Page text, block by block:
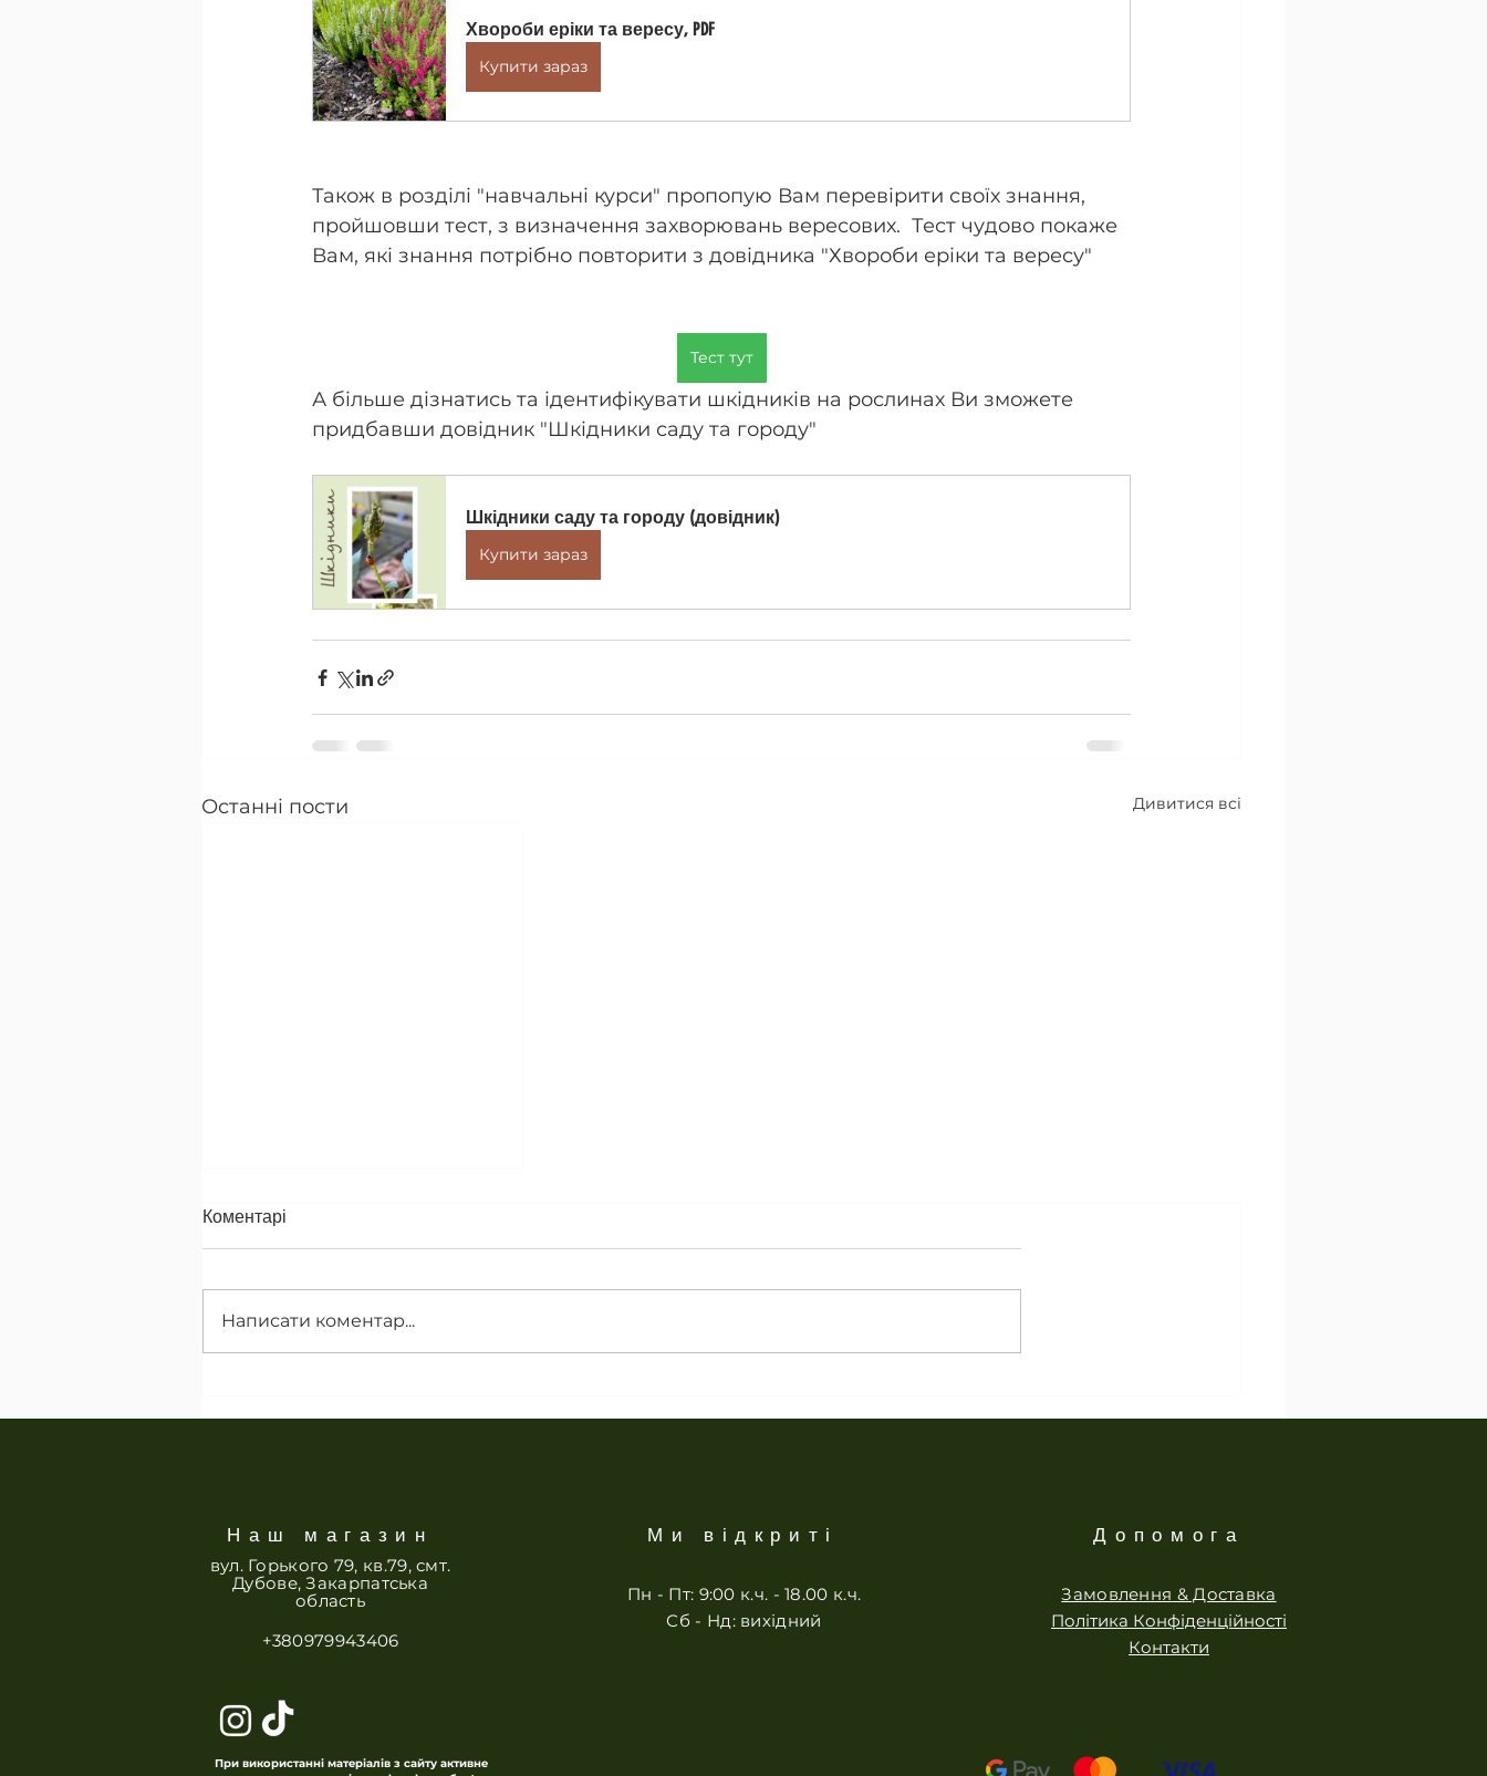
Хвороби еріки та вересу, PDF
Купити зараз
Також в розділі "навчальні курси" пропопую Вам перевірити своїх знання,
пройшовши тест, з визначення захворювань вересових.  Тест чудово покаже
Вам, які знання потрібно повторити з довідника "Хвороби еріки та вересу"
Тест тут
А більше дізнатись та ідентифікувати шкідників на рослинах Ви зможете
придбавши довідник "Шкідники саду та городу"
Шкідники саду та городу (довідник)
Купити зараз
Останні пости Дивитися всі
Коментарі
Написати коментар...
Наш магазин
вул. Горького 79, кв.79, смт.
Дубове, Закарпатська
область
+380979943406
Ми відкриті
Пн - Пт: 9:00 к.ч. - 18.00 к.ч.
Сб - Нд: вихідний
При використанні матеріалів з сайту активне
Допомога
Замовлення & Доставка
Політика Конфіденційності
Контакти